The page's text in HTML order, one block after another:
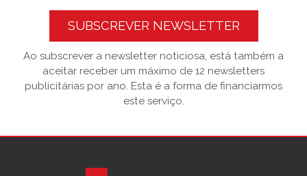
SUBSCREVER NEWSLETTER
Ao subscrever a newsletter noticiosa, está também a
aceitar receber um máximo de 12 newsletters
publicitárias por ano. Esta é a forma de financiarmos
este serviço.